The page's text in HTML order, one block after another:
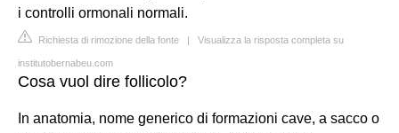
i controlli ormonali normali.
Richiesta di rimozione della fonte | Visualizza la risposta completa su
institutobernabeu.com
Cosa vuol dire follicolo?
In anatomia, nome generico di formazioni cave, a sacco o